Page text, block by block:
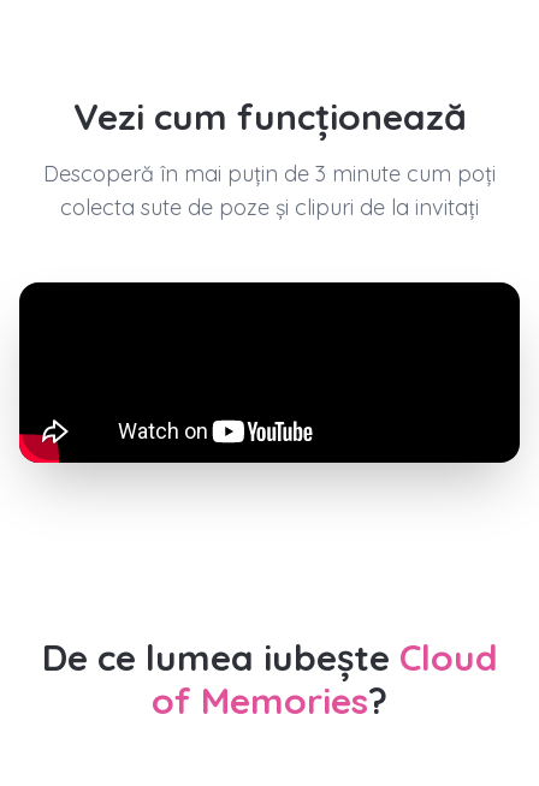
Vezi cum funcționează
Descoperă în mai puțin de 3 minute cum poți
colecta sute de poze și clipuri de la invitați
De ce lumea iubește Cloud
of Memories?